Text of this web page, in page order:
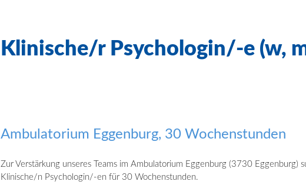
Klinische/r Psychologin/-e (w,
Ambulatorium Eggenburg, 30 Wochenstunden
Zur Verstärkung unseres Teams im Ambulatorium Eggenburg (3730 Eggenburg)
Klinische/n Psychologin/-en für 30 Wochenstunden.